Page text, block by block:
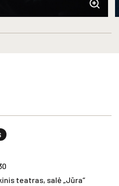
teatras, salė „Jūra“